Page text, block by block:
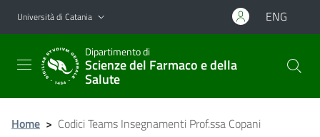
Vai al contenuto principale
Vai al menu di navigazione
Università di Catania ENG
Dipartimento di
Scienze del Farmaco e della
Salute
Home > Codici Teams Insegnamenti Prof.ssa Copani